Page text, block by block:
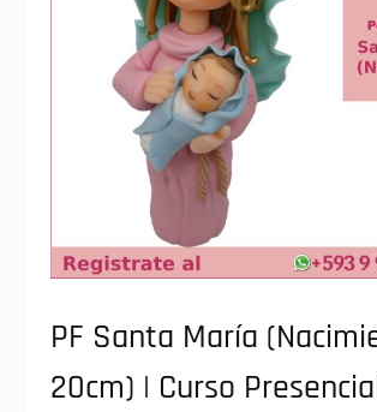
PF Santa María
20cm) | Curso